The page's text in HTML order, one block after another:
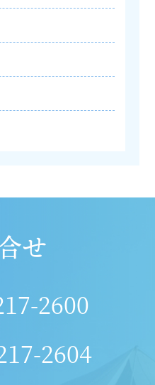
せ
2600
2604